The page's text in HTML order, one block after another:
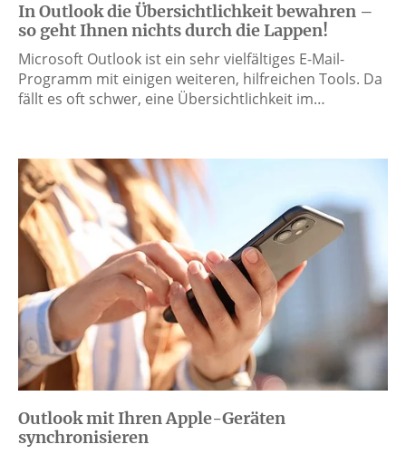
In Outlook die Übersichtlichkeit bewahren –
so geht Ihnen nichts durch die Lappen!
Microsoft Outlook ist ein sehr vielfältiges E-Mail-
Programm mit einigen weiteren, hilfreichen Tools. Da
fällt es oft schwer, eine Übersichtlichkeit im…
Outlook mit Ihren Apple-Geräten
synchronisieren